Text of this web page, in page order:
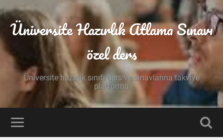
Üniversite Hazırlık Atlama Sınavı
özel ders
Üniversite hazırlık sınıfı ders ve sınavlarına takviye
platformu